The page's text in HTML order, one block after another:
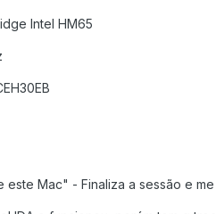
Intel HM65
Mac" - Finaliza a sessão e